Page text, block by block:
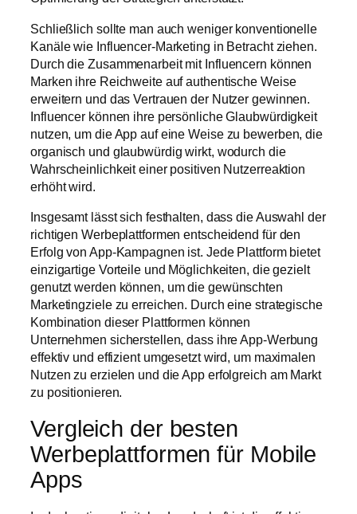
Schließlich sollte man auch weniger konventionelle
Kanäle wie Influencer-Marketing in Betracht ziehen.
Durch die Zusammenarbeit mit Influencern können
Marken ihre Reichweite auf authentische Weise
erweitern und das Vertrauen der Nutzer gewinnen.
Influencer können ihre persönliche Glaubwürdigkeit
nutzen, um die App auf eine Weise zu bewerben, die
organisch und glaubwürdig wirkt, wodurch die
Wahrscheinlichkeit einer positiven Nutzerreaktion
erhöht wird.
Insgesamt lässt sich festhalten, dass die Auswahl der
richtigen Werbeplattformen entscheidend für den
Erfolg von App-Kampagnen ist. Jede Plattform bietet
einzigartige Vorteile und Möglichkeiten, die gezielt
genutzt werden können, um die gewünschten
Marketingziele zu erreichen. Durch eine strategische
Kombination dieser Plattformen können
Unternehmen sicherstellen, dass ihre App-Werbung
effektiv und effizient umgesetzt wird, um maximalen
Nutzen zu erzielen und die App erfolgreich am Markt
zu positionieren.
Vergleich der besten
Werbeplattformen für Mobile
Apps